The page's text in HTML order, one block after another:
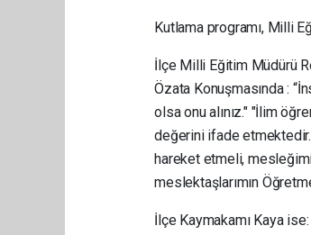
Kutlama programı, Milli
İlçe Milli Eğitim Müdürü
Özata Konuşmasında :
olsa onu alınız." "İlim
değerini ifade
hareket etmeli,
meslektaşlarımın
İlçe Kaymakamı Kaya